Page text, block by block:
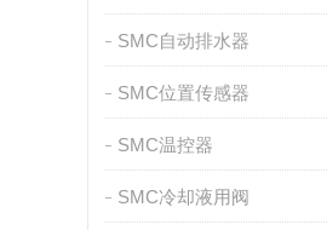
SMC自动排水器
SMC位置传感器
SMC温控器
SMC冷却液用阀